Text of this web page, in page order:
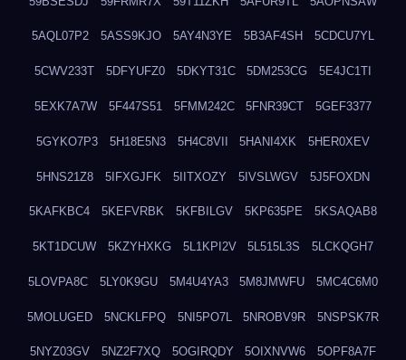
5AQL07P2 5ASS9KJO 5AY4N3YE 5B3AF4SH 5CDCU7YL
5CWV233T 5DFYUFZ0 5DKYT31C 5DM253CG 5E4JC1TI
5EXK7A7W 5F447S51 5FMM242C 5FNR39CT 5GEF3377
5GYKO7P3 5H18E5N3 5H4C8VII 5HANI4XK 5HER0XEV
5HNS21Z8 5IFXGJFK 5IITXOZY 5IVSLWGV 5J5FOXDN
5KAFKBC4 5KEFVRBK 5KFBILGV 5KP635PE 5KSAQAB8
5KT1DCUW 5KZYHXKG 5L1KPI2V 5L515L3S 5LCKQGH7
5LOVPA8C 5LY0K9GU 5M4U4YA3 5M8JMWFU 5MC4C6M0
5MOLUGED 5NCKLFPQ 5NI5PO7L 5NROBV9R 5NSPSK7R
5NYZ03GV 5NZ2F7XQ 5OGIRQDY 5OIXNVW6 5OPF8A7F